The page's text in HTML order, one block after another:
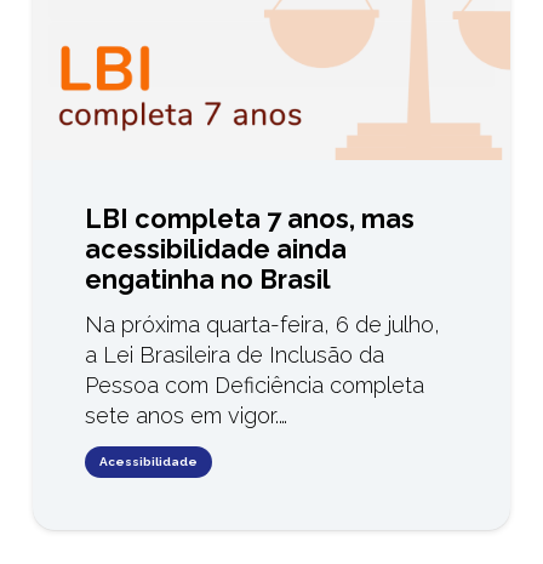
LBI completa 7 anos, mas
acessibilidade ainda
engatinha no Brasil
Na próxima quarta-feira, 6 de julho,
a Lei Brasileira de Inclusão da
Pessoa com Deficiência completa
sete anos em vigor.…
Acessibilidade